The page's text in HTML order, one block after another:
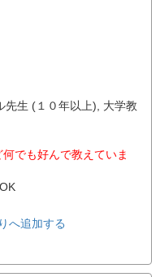
先生 (１０年以上), 大学教
でも好んで教えていま
へ追加する